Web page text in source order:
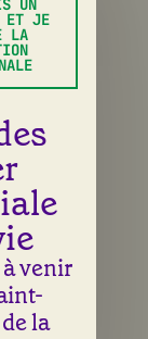
ET JE
LA
venir
la